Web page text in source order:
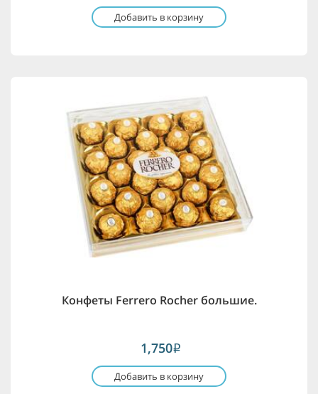
Добавить в корзину
Конфеты Ferrero Rocher большие.
1,750i
Добавить в корзину